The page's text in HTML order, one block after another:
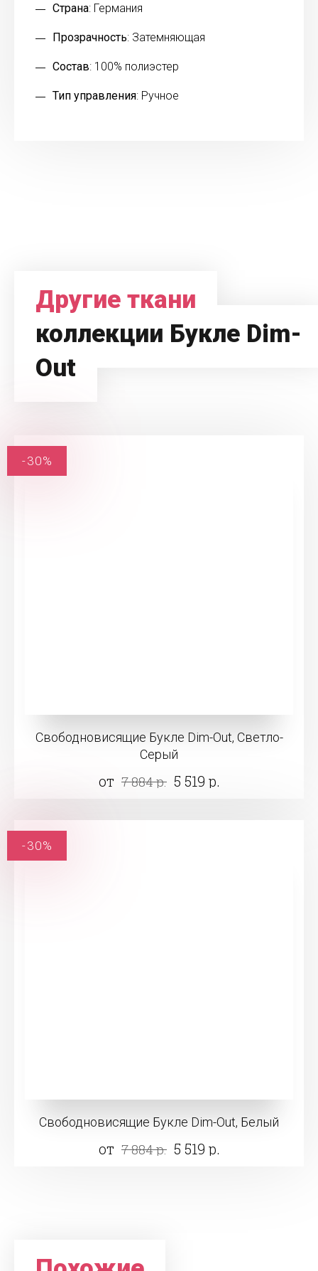
Страна: Германия
Прозрачность: Затемняющая
Состав: 100% полиэстер
Тип управления: Ручное
Другие ткани
коллекции Букле Dim-
Out
Свободновисящие Букле Dim-Out, Светло-
Серый
от 7 884 р. 5 519 р.
-30%
Свободновисящие Букле Dim-Out, Белый
от 7 884 р. 5 519 р.
-30%